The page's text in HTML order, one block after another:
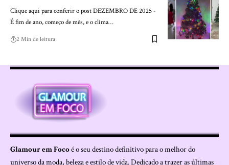
Clique aqui para conferir o post DEZEMBRO DE 2025 -
É fim de ano, começo de mês, e o clima…
2 Min de leitura
Glamour em Focoé o seu destino definitivo para o melhor do
universo da moda, beleza e estilo de vida. Dedicado a trazer as últimas